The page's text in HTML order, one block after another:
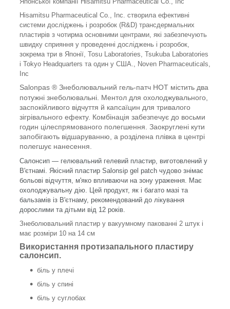
Hisamitsu Pharmaceutical Co., Inc. створила ефективні
системи досліджень і розробок (R&D) трансдермальних
пластирів з чотирма основними центрами, які забезпечують
швидку сприяння у проведенні досліджень і розробок,
зокрема три в Японії, Tosu Laboratories, Tsukuba Laboratories
і Tokyo Headquarters та один у США., Noven Pharmaceuticals,
Inc
Salonpas ® Знеболювальний гель-патч HOT містить два
потужні знеболювальні. Ментол для охолоджувального,
заспокійливого відчуття й капсаїцин для тривалого
зігрівального ефекту. Комбінація забезпечує до восьми
годин цілеспрямованого полегшення. Заокруглені кути
запобігають відшаруванню, а розділена плівка в центрі
полегшує нанесення.
Салонсип — гелювальний гелевий пластир, виготовлений у
В'єтнамі. Якісний пластир Salonsip gel patch чудово знімає
больові відчуття, м'яко впливаючи на зону ураження. Має
охолоджувальну дію. Цей продукт, як і багато мазі та
бальзамів із В'єтнаму, рекомендований до лікування
дорослими та дітьми від 12 років.
Знеболювальний пластир у вакуумному пакованні 2 штук і
має розміри 10 на 14 см
Використання протизапального пластиру
салонсип.
біль у плечі
біль у спині
біль у суглобах